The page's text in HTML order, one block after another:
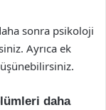
sonra psikoloji
Ayrıca ek
daha